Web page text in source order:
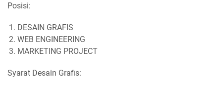
Posisi:
DESAIN GRAFIS
WEB ENGINEERING
MARKETING PROJECT
Syarat Desain Grafis: